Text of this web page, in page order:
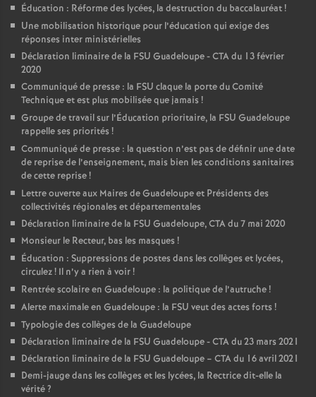
Éducation : Réforme des lycées, la destruction du baccalauréat!
Une mobilisation historique pour l’éducation qui exige des
réponses inter ministérielles
Déclaration liminaire de la FSU Guadeloupe - CTA du 13 février
2020
Communiqué de presse : la FSU claque la porte du Comité
Technique et est plus mobilisée que jamais !
Groupe de travail sur l’Éducation prioritaire, la FSU Guadeloupe
rappelle ses priorités !
Communiqué de presse : la question n’est pas de définir une date
de reprise de l’enseignement, mais bien les conditions sanitaires
de cette reprise!
Lettre ouverte aux Maires de Guadeloupe et Présidents des
collectivités régionales et départementales
Déclaration liminaire de la FSU Guadeloupe, CTA du 7 mai 2020
Monsieur le Recteur, bas les masques !
Éducation : Suppressions de postes dans les collèges et lycées,
circulez! Il n’y a rien à voir!
Rentrée scolaire en Guadeloupe : la politique de l’autruche!
Alerte maximale en Guadeloupe : la FSU veut des actes forts !
Typologie des collèges de la Guadeloupe
Déclaration liminaire de la FSU Guadeloupe - CTA du 23 mars 2021
Déclaration liminaire de la FSU Guadeloupe – CTA du 16 avril 2021
Demi-jauge dans les collèges et les lycées, la Rectrice dit-elle la
vérité?